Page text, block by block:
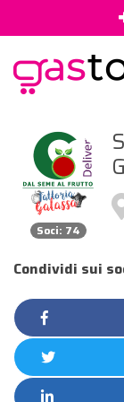
Soci: 74
Condividi sui